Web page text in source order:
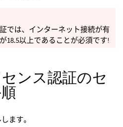
では、インターネット接続が有
18.5以上であることが必須です!
ンス認証のセ
ます。